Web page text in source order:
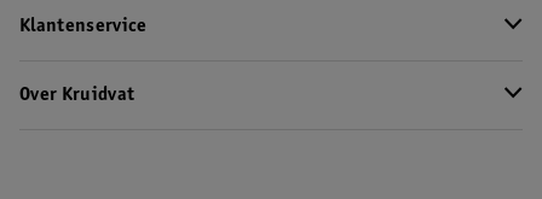
Klantenservice
Over Kruidvat